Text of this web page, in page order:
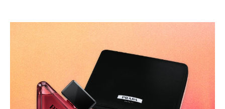
الصحة والعافية
الجمال في بلوميز